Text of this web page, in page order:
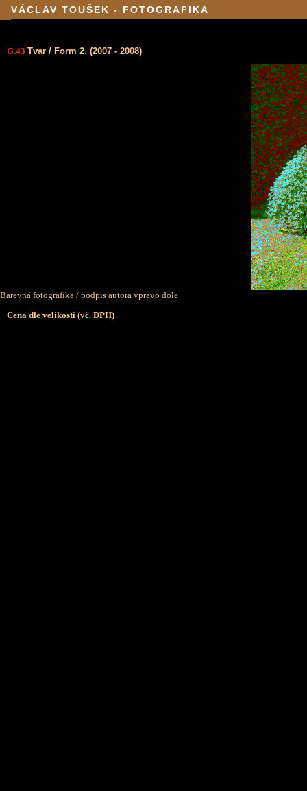
VÁCLAV TOUŠEK - FOTOGRAFIKA
G.43 Tvar / Form 2. (2007 - 2008)
Barevná fotografika / podpis autora vpravo dole
Cena dle velikosti (vč. DPH) .